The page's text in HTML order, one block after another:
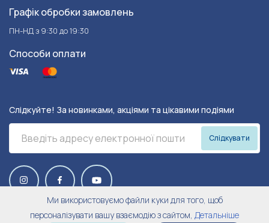
Графік обробки замовлень
ПН-НД з 9:30 до 19:30
Способи оплати
Слідкуйте! За новинками, акціями та цікавими подіями
Слідкувати
© 2026 Harley&Cho.
Trilogo
Ми використовуємо файли куки для того, щоб
персоналізувати вашу взаємодію з сайтом, Детальніше